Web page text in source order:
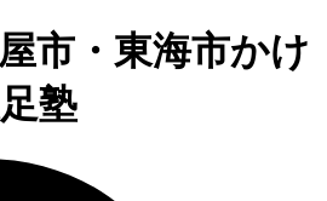
市・東海市かけ
塾